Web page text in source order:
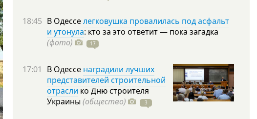
18:45 В Одесселегковушка провалилась под асфальт
и утонула: кто за это ответит — пока загадка
(фото)
17
17:01 В Одессе наградили лучших
представителей строительной
отрасли ко Дню строителя
Украины (общество) 3